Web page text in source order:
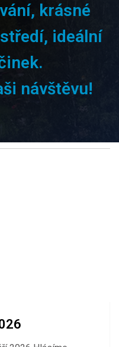
krásné
ideální
návštěvu!